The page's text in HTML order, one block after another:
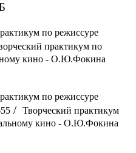
по режиссуре
практикум по
кино - О.Ю.Фокина
по режиссуре
/ Творческий практикум
кино - О.Ю.Фокина